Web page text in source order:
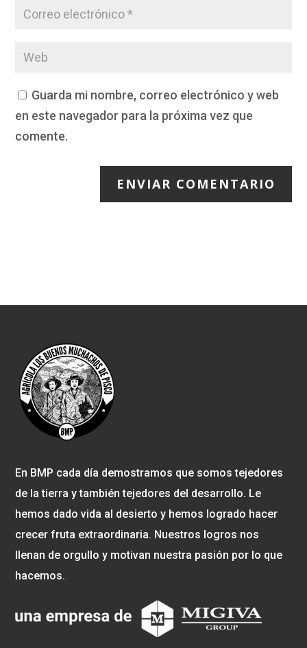
Guarda mi nombre, correo electrónico y web
en este navegador para la próxima vez que
comente.
ENVIAR COMENTARIO
En BMP cada día demostramos que somos tejedores
de la tierra y también tejedores del desarrollo. Le
hemos dado vida al desierto y hemos logrado hacer
crecer fruta extraordinaria. Nuestros logros nos
llenan de orgullo y motivan nuestra pasión por lo que
hacemos.